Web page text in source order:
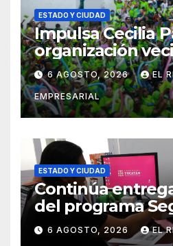
ESTADO Y CIUDAD
Impulsa Cecilia
organización
Mérida y suma a
vigilancia en la
social del delito
6 AGOSTO, 2026 EL
EMPRESARIAL
ESTADO Y CIUDAD
Continúa
del programa
el Mar
6 AGOSTO, 2026 EL